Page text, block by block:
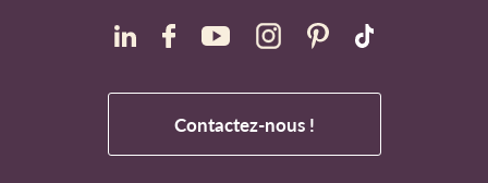
Contactez-nous !